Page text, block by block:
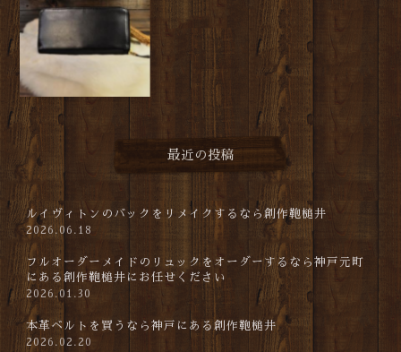
最近の投稿
ルイヴィトンのバックをリメイクするなら創作鞄槌井
2026.06.18
フルオーダーメイドのリュックをオーダーするなら神戸元町
にある創作鞄槌井にお任せください
2026.01.30
本革ベルトを買うなら神戸にある創作鞄槌井
2026.02.20